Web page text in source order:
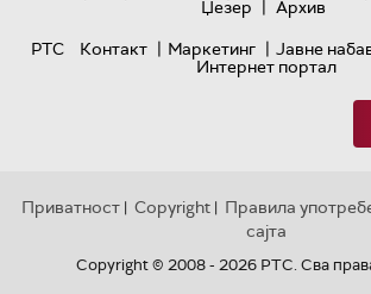
Џезер | Архив
РТС
Контакт | Маркетинг | Јавне
Интернет портал
Приватност | Copyright | Правила
сајта
Copyright © 2008 - 2026 РТС. Сва